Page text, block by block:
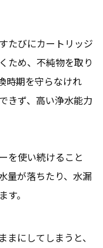
たびにカートリッジ
ため、不純物を取り
時期を守らなけれ
きず、高い浄水能力
を使い続けること
量が落ちたり、水漏
。
にしてしまうと、